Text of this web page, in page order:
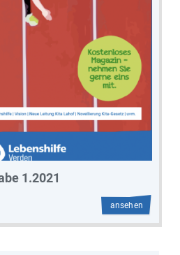
1.2021
ansehen